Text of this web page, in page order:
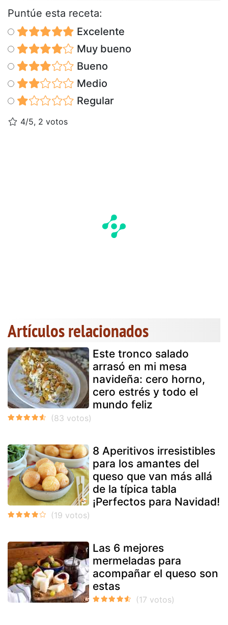
Puntúe esta receta:
Excelente
Muy bueno
Bueno
Medio
Regular
4/5, 2 votos
Artículos relacionados
Este tronco salado
arrasó en mi mesa
navideña: cero horno,
cero estrés y todo el
mundo feliz
8 Aperitivos irresistibles
para los amantes del
queso que van más allá
de la típica tabla
¡Perfectos para Navidad!
Las 6 mejores
mermeladas para
acompañar el queso son
estas